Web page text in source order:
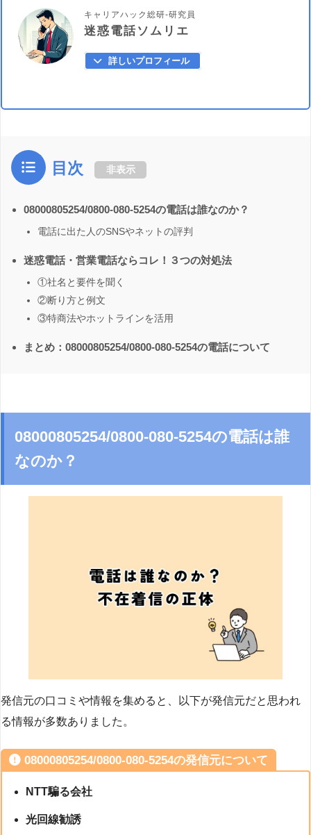
キャリアハック総研-研究員
迷惑電話ソムリエ
詳しいプロフィール
目次 非表示
08000805254/0800-080-5254の電話は誰なのか？
電話に出た人のSNSやネットの評判
迷惑電話・営業電話ならコレ！３つの対処法
①社名と要件を聞く
②断り方と例文
③特商法やホットラインを活用
まとめ：08000805254/0800-080-5254の電話について
08000805254/0800-080-5254の電話は誰
なのか？
発信元の口コミや情報を集めると、以下が発信元だと思われ
る情報が多数ありました。
08000805254/0800-080-5254の発信元について
NTT騙る会社
光回線勧誘